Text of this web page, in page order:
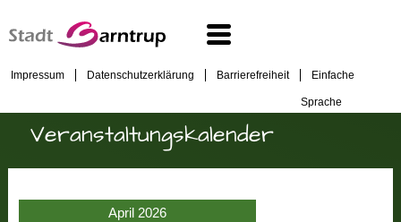
Impressum Datenschutzerklärung Barrierefreiheit Einfache
Sprache
Veranstaltungskalender
April 2026